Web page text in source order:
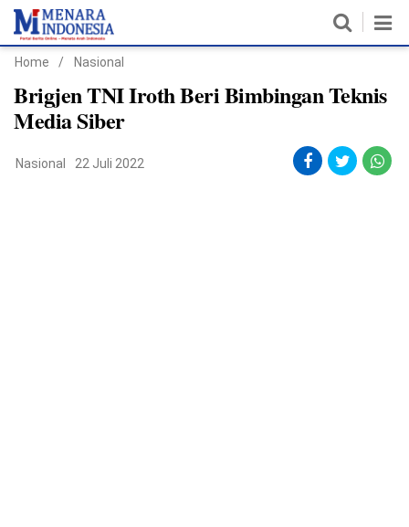
Home
Nasional
Politik
Home / Nasional
Brigjen TNI Iroth Beri Bimbingan Teknis
Media Siber
Nasional 22 Juli 2022